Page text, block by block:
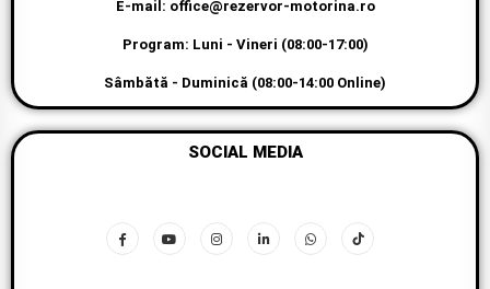
Program: Luni - Vineri (08:00-17:00)
Sâmbătă - Duminică (08:00-14:00 Online)
SOCIAL MEDIA